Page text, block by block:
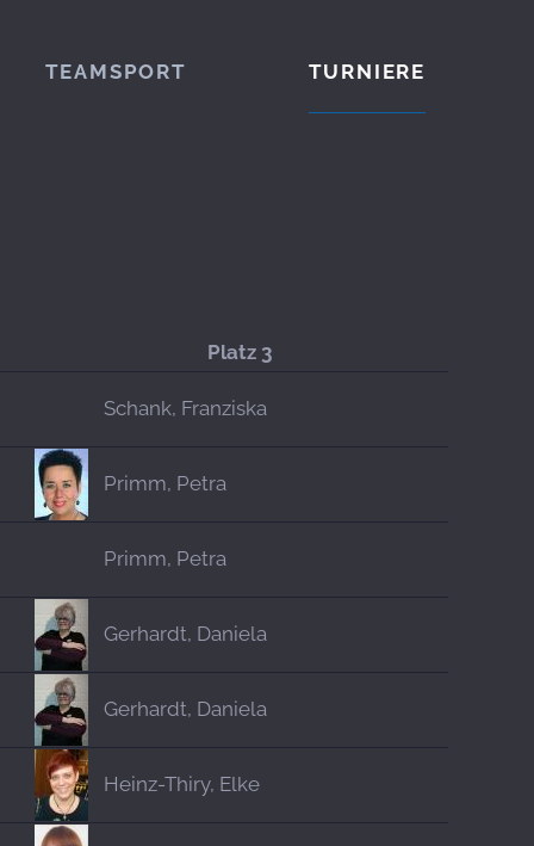
TEAMSPORT TURNIERE
Platz 3
Schank, Franziska
Primm, Petra
Primm, Petra
Gerhardt, Daniela
Gerhardt, Daniela
Heinz-Thiry, Elke